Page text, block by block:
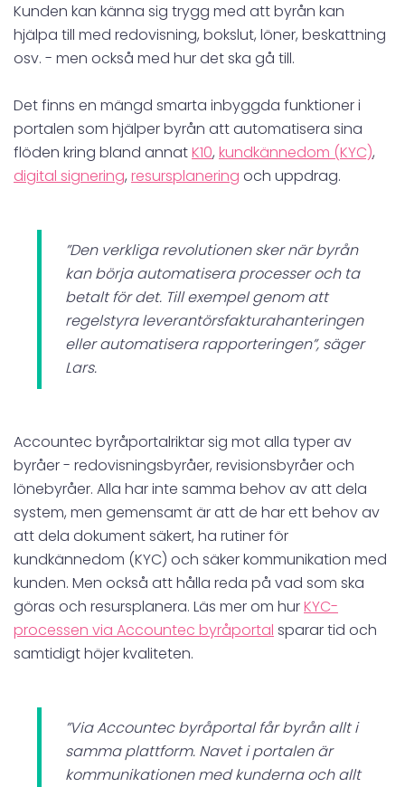
Kunden kan känna sig trygg med att byrån kan
hjälpa till med redovisning, bokslut, löner, beskattning
osv. - men också med hur det ska gå till.
Det finns en mängd smarta inbyggda funktioner i
portalen som hjälper byrån att automatisera sina
flöden kring bland annatK10, kundkännedom (KYC),
digital signering, resursplanering och uppdrag.
”Den verkliga revolutionen sker när byrån
kan börja automatisera processer och ta
betalt för det. Till exempel genom att
regelstyra leverantörsfakturahanteringen
eller automatisera rapporteringen”, säger
Lars.
Accountec byråportalriktar sig mot alla typer av
byråer - redovisningsbyråer, revisionsbyråer och
lönebyråer. Alla har inte samma behov av att dela
system, men gemensamt är att de har ett behov av
att dela dokument säkert, ha rutiner för
kundkännedom (KYC) och säker kommunikation med
kunden. Men också att hålla reda på vad som ska
göras och resursplanera. Läs mer om hurKYC-
processen via Accountec byråportal sparar tid och
samtidigt höjer kvaliteten.
”Via Accountec byråportal får byrån allt i
samma plattform. Navet i portalen är
kommunikationen med kunderna och allt